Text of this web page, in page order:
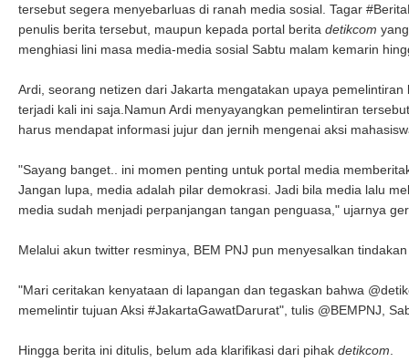
tersebut segera menyebarluas di ranah media sosial. Tagar
penulis berita tersebut, maupun kepada portal berita detikcom
menghiasi lini masa media-media sosial Sabtu malam kemarin
Ardi, seorang netizen dari Jakarta mengatakan upaya
terjadi kali ini saja.Namun Ardi menyayangkan pemelintiran
harus mendapat informasi jujur dan jernih mengenai aksi
"Sayang banget.. ini momen penting untuk portal media
Jangan lupa, media adalah pilar demokrasi. Jadi bila media lalu
media sudah menjadi perpanjangan tangan penguasa," ujarnya
Melalui akun twitter resminya, BEM PNJ pun menyesalkan
"Mari ceritakan kenyataan di lapangan dan tegaskan bahwa
memelintir tujuan Aksi #JakartaGawatDarurat", tulis @BEMPNJ,
Hingga berita ini ditulis, belum ada klarifikasi dari pihak detikcom